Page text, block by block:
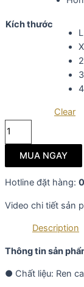
T458
Kích thước
L
Clear
Đầm
trung
niên
cấp
MUA NGAY
Hotline đặt hàng:
Video chi tiết sản
Description
Thông tin sản
● Chất liệu: Ren